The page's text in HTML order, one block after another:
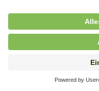
in unbefristeter
Kinderdorf Dortmund,